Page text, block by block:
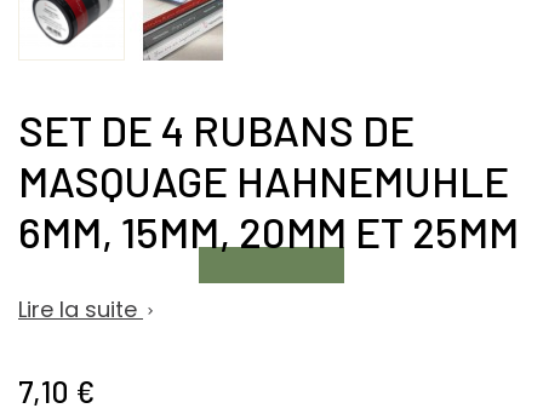
SET DE 4 RUBANS DE
MASQUAGE HAHNEMUHLE
6MM, 15MM, 20MM ET 25MM
Lire la suite 
7,10 €